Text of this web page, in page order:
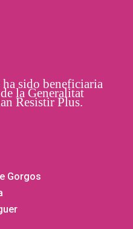
sido beneficiaria
la Generalitat
Resistir Plus.
Gorgos